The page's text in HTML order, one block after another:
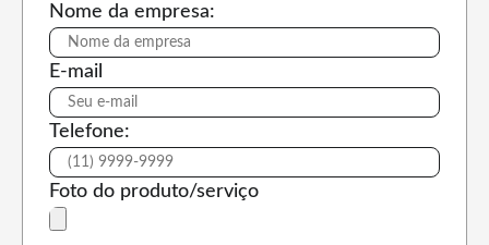
Nome da empresa:
E-mail
Telefone:
Foto do produto/serviço